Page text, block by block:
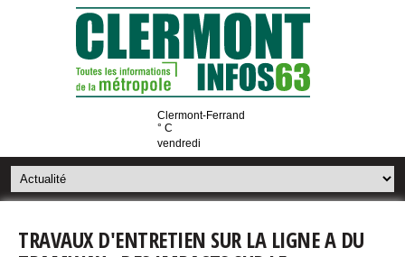
Clermont-Ferrand
° C
vendredi
TRAVAUX D'ENTRETIEN SUR LA LIGNE A DU